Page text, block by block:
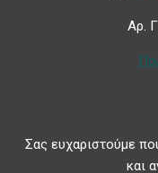
Αρ.
Σας ευχαριστούμε
και